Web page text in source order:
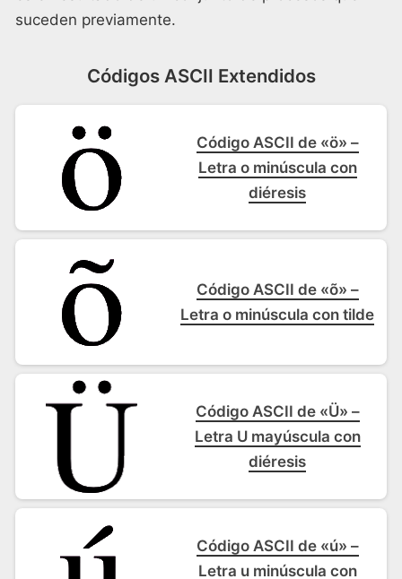
suceden previamente.
Códigos ASCII Extendidos
Código ASCII de «ö» –
Letra o minúscula con
diéresis
Código ASCII de «õ» –
Letra o minúscula con tilde
Código ASCII de «Ü» –
Letra U mayúscula con
diéresis
Código ASCII de «ú» –
Letra u minúscula con